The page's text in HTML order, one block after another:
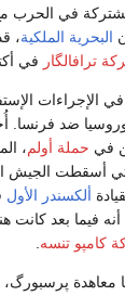
في الحرب
البحرية الملكية،
ترافالگار في
الإجراءات
وروسيا ضد فرنسا.
في حملة أولم،
الجيش
ألكسندر الأول
أنه فيما بعد
كامپو تنسه
وفرنسا